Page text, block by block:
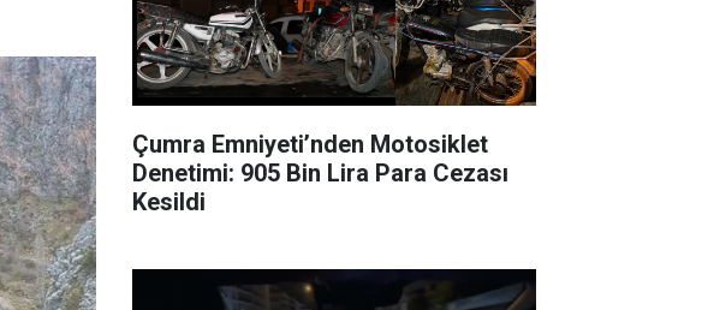
Çumra Emniyeti’nden Motosiklet
Denetimi: 905 Bin Lira Para Cezası
Kesildi